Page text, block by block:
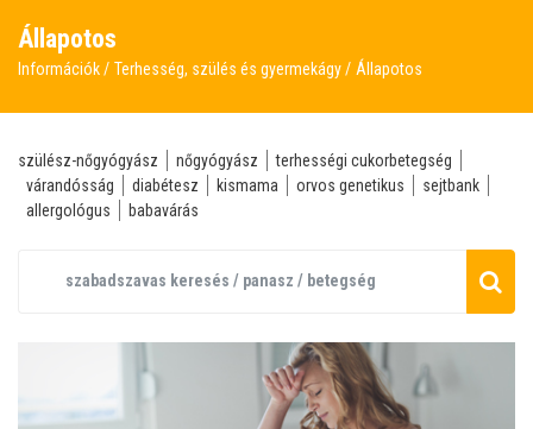
Állapotos
Információk Terhesség, szülés és gyermekágy Állapotos
szülész-nőgyógyász nőgyógyász
terhességi cukorbetegség
várandósság
diabétesz kismama orvos genetikus
sejtbank
allergológus
babavárás